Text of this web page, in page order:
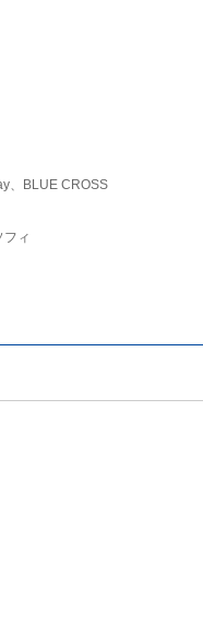
、BLUE CROSS
ィ